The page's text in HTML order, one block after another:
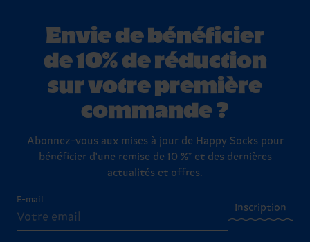
Envie de bénéficier
de 10% de réduction
sur votre première
commande ?
Abonnez-vous aux mises à jour de Happy Socks pour
bénéficier d'une remise de 10 %* et des dernières
actualités et offres.
E-mail
Inscription